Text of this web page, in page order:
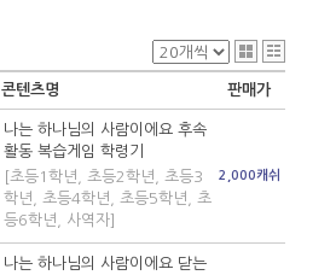
콘텐츠명 판매가
나는 하나님의 사람이에요 후속
활동 복습게임 학령기
[초등1학년, 초등2학년, 초등3
학년, 초등4학년, 초등5학년, 초
등6학년, 사역자]
2,000캐쉬
나는 하나님의 사람이에요 닫는